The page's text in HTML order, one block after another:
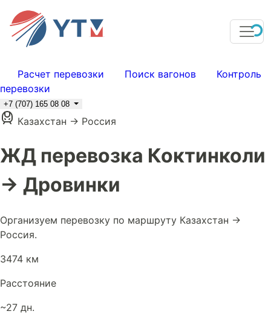
Расчет перевозки Поиск вагонов
Контроль
перевозки
+7 (707) 165 08 08
Казахстан → Россия
ЖД перевозка Коктинколи
→ Дровинки
Организуем перевозку по маршруту Казахстан →
Россия.
3474 км
Расстояние
~27 дн.